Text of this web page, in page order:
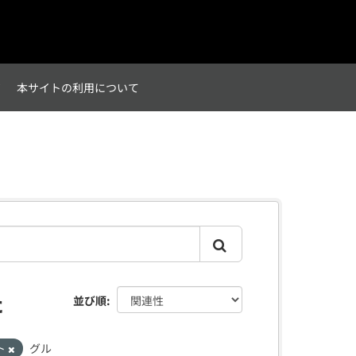
本サイトの利用について
並び順
グル